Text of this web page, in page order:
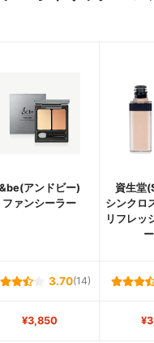
&be(アンドビー)
ファンシーラー
資生堂
シンクロ
リフレッ
3.70(14)
¥3,850